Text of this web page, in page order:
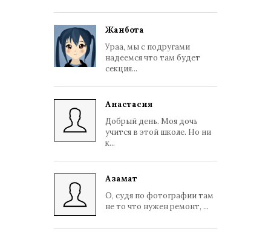
Жанбота
Ураа, мы с подругами
надеемся что там будет
секция...
Анастасия
Добрый день. Моя дочь
учится в этой школе. Но ни
к...
Азамат
О, судя по фотографии там
не то что нужен ремонт, ...